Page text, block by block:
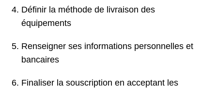
Définir la méthode de livraison des
équipements
Renseigner ses informations personnelles et
bancaires
Finaliser la souscription en acceptant les